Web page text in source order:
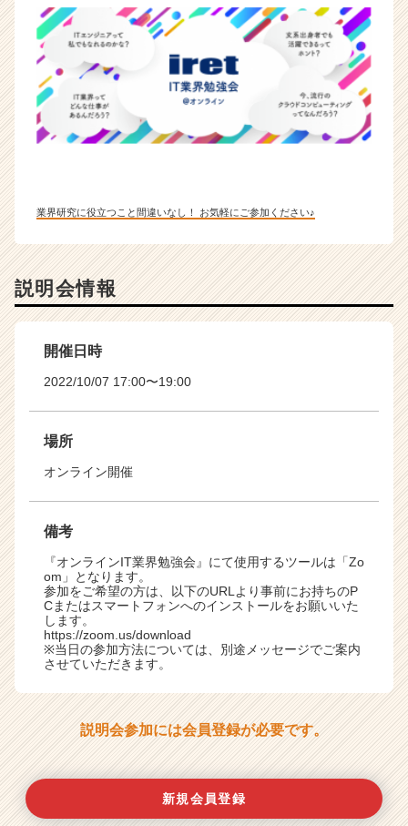
業界研究に役立つこと間違いなし！ お気軽にご参加ください♪
説明会情報
開催日時
2022/10/07 17:00〜19:00
場所
オンライン開催
備考
『オンラインIT業界勉強会』にて使用するツールは「Zo
om」となります。
参加をご希望の方は、以下のURLより事前にお持ちのP
Cまたはスマートフォンへのインストールをお願いいた
します。
https://zoom.us/download
※当日の参加方法については、別途メッセージでご案内
させていただきます。
説明会参加には会員登録が必要です。
新規会員登録